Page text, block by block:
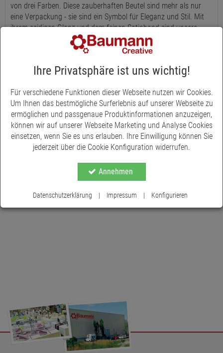
von drei Farben. Diese zauberhaften Beutel sind mehr als nur
eine Verpackung - sie sind ein Symbol für Eleganz und Stil. Mit
ihrem seidigen Glanz und dem feinen Satinband sind unsere
Organzabeutel die perfekte Wahl für Hochzeits-
Tischdekorationen und die Verpackung kleiner Geschenke. Egal,
besondere Anlässe verwenden möchten, unsere Organzabeutel
eine Höhe von 17 cm und eine Breite von 12 cm, was
ausreichend Platz für kleine Schätze bietet. Das eingenähte
Satinband dient nicht nur zur Verschönerung, sondern
ermöglicht auch ein einfaches Öffnen und Schließen der Beutel.
Ihre Privatsphäre ist uns wichtig!
Für verschiedene Funktionen dieser Webseite nutzen wir Cookies.
Um Ihnen das bestmögliche Surferlebnis auf unserer Webseite zu
ermöglichen und passgenaue Produktinformationen anzuzeigen,
können wir auf unserer Webseite Marketing und Analyse Cookies
einsetzen, wenn Sie es uns erlauben. Ihre Einwilligung können Sie
jederzeit über die Cookie Konfiguration widerrufen.
Annehmen
Datenschutzerklärung | Impressum | Konfigurieren